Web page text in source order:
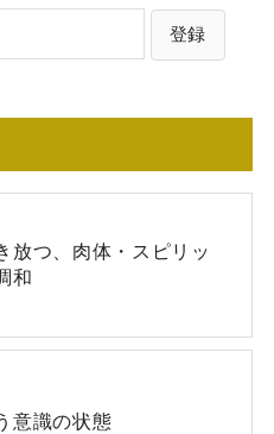
放つ、肉体・スピリッ
和
意識の状態